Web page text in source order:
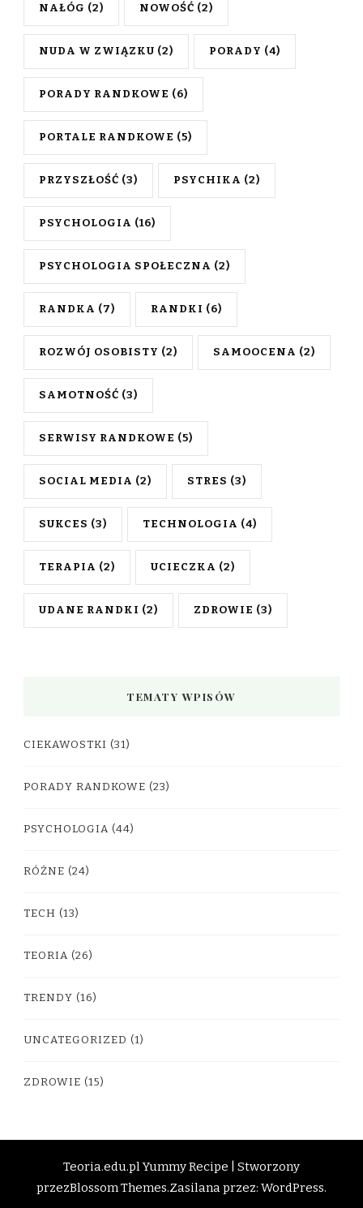
NAŁÓG (2) NOWOŚĆ (2)
NUDA W ZWIĄZKU (2) PORADY (4)
PORADY RANDKOWE (6)
PORTALE RANDKOWE (5)
PRZYSZŁOŚĆ (3) PSYCHIKA (2)
PSYCHOLOGIA (16)
PSYCHOLOGIA SPOŁECZNA (2)
RANDKA (7) RANDKI (6)
ROZWÓJ OSOBISTY (2) SAMOOCENA (2)
SAMOTNOŚĆ (3)
SERWISY RANDKOWE (5)
SOCIAL MEDIA (2) STRES (3)
SUKCES (3) TECHNOLOGIA (4)
TERAPIA (2) UCIECZKA (2)
UDANE RANDKI (2) ZDROWIE (3)
TEMATY WPISÓW
CIEKAWOSTKI (31)
PORADY RANDKOWE (23)
PSYCHOLOGIA (44)
RÓŻNE (24)
TECH (13)
TEORIA (26)
TRENDY (16)
UNCATEGORIZED (1)
ZDROWIE (15)
Teoria.edu.plYummy Recipe | Stworzony
przezBlossom Themes.Zasilana przez: WordPress.